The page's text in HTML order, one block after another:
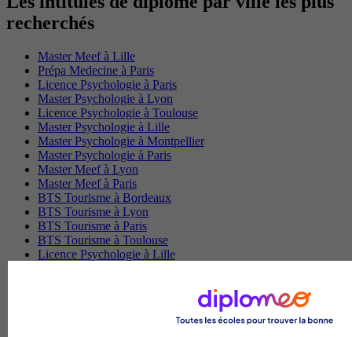
recherchés
Master Meef à Lille
Prépa Medecine à Paris
Licence Psychologie à Paris
Master Psychologie à Lyon
Licence Psychologie à Toulouse
Master Psychologie à Lille
Master Psychologie à Montpellier
Master Psychologie à Paris
Master Meef à Lyon
Master Meef à Paris
BTS Tourisme à Bordeaux
BTS Tourisme à Lyon
BTS Tourisme à Paris
BTS Tourisme à Toulouse
Licence Psychologie à Lille